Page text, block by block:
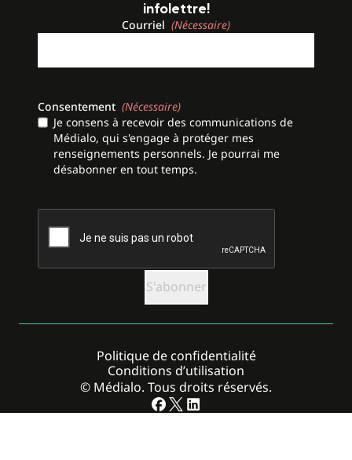
infolettre!
Courriel (Nécessaire)
Consentement (Nécessaire)
Je consens à recevoir des communications de
Médialo, qui s'engage à protéger mes
renseignements personnels. Je pourrai me
désabonner en tout temps.
CAPTCHA
© Médialo. Tous droits réservés.
Politique de confidentialité
Conditions d’utilisation